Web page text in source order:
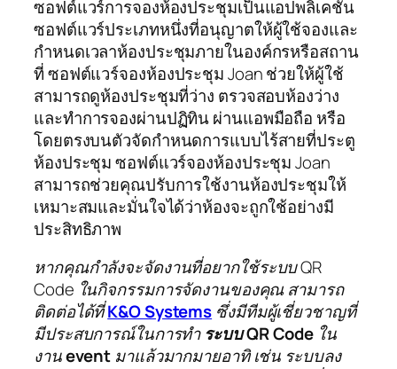
ซอฟต์แวร์การจองห้องประชุมเป็นแอปพลิเคชัน
ซอฟต์แวร์ประเภทหนึ่งที่อนุญาตให้ผู้ใช้จองและ
กำหนดเวลาห้องประชุมภายในองค์กรหรือสถาน
ที่ ซอฟต์แวร์จองห้องประชุม Joan ช่วยให้ผู้ใช้
สามารถดูห้องประชุมที่ว่าง ตรวจสอบห้องว่าง
และทำการจองผ่านปฏิทิน ผ่านแอพมือถือ หรือ
โดยตรงบนตัวจัดกำหนดการแบบไร้สายที่ประตู
ห้องประชุม ซอฟต์แวร์จองห้องประชุม Joan
สามารถช่วยคุณปรับการใช้งานห้องประชุมให้
เหมาะสมและมั่นใจได้ว่าห้องจะถูกใช้อย่างมี
ประสิทธิภาพ
หากคุณกำลังจะจัดงานที่อยากใช้ระบบ QR
Code ในกิจกรรมการจัดงานของคุณ สามารถ
ติดต่อได้ที่K&O Systems ซึ่งมีทีมผู้เชี่ยวชาญที่
มีประสบการณ์ในการทำระบบ QR Code ใน
งานevent มาแล้วมากมายอาทิ เช่น ระบบลง